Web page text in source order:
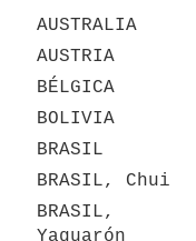
AUSTRALIA
AUSTRIA
BÉLGICA
BOLIVIA
BRASIL
BRASIL, Chui
BRASIL,
Yaguarón